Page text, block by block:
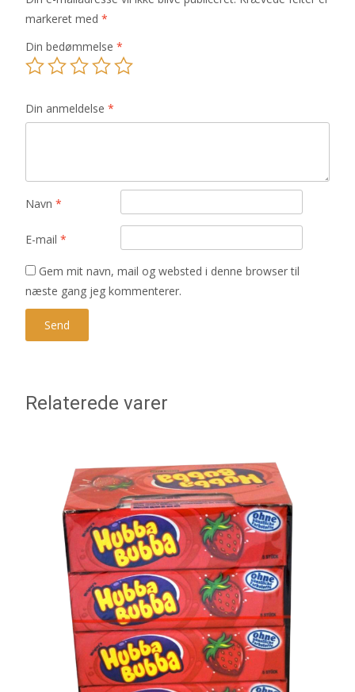
markeret med *
Din bedømmelse *
Din anmeldelse *
Navn *
E-mail *
Gem mit navn, mail og websted i denne browser til
næste gang jeg kommenterer.
Relaterede varer